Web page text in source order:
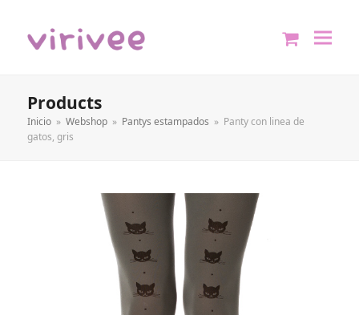
Products
Inicio » Webshop » Pantys estampados » Panty con linea de
gatos, gris